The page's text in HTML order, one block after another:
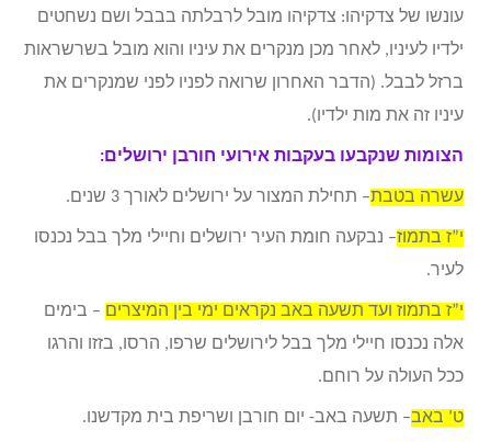
עונשו של צדקיהו: צדקיהו מובל לרבלתה בבבל ושם נשחטים
ילדיו לעיניו, לאחר מכן מנקרים את עיניו והוא מובל בשרשראות
ברזל לבבל. (הדבר האחרון שרואה לפניו לפני שמנקרים את
עיניו זה את מות ילדיו).
הצומות שנקבעו בעקבות אירועי חורבן ירושלים:
עשרה בטבת– תחילת המצור על ירושלים לאורך 3 שנים.
י”ז בתמוז– נבקעה חומת העיר ירושלים וחיילי מלך בבל נכנסו
לעיר.
י”ז בתמוז ועד תשעה באב נקראים ימי בין המיצרים – בימים
אלה נכנסו חיילי מלך בבל לירושלים שרפו, הרסו, בזזו והרגו
ככל העולה על רוחם.
ט’ באב– תשעה באב- יום חורבן ושריפת בית מקדשנו.